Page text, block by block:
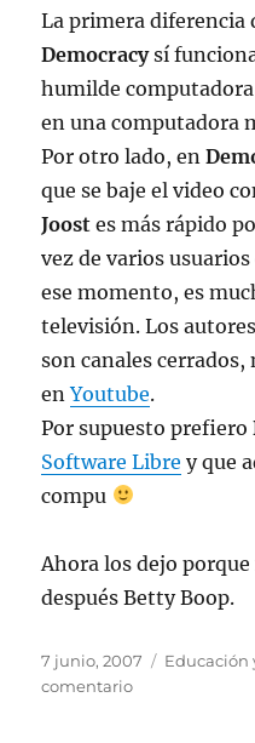
La primera diferencia
Democracysí
humilde
en una computadora
Por otro lado, en
que se baje el video
Joost es más rápido
vez de varios
ese momento, es
televisión. Los
son canales cerrados,
enYoutube.
Por supuesto prefiero
Software Libre y que
compu
Ahora los dejo
después Betty Boop.
Publicado
el
7 junio, 2007 Categorías
Educación
comentarioen